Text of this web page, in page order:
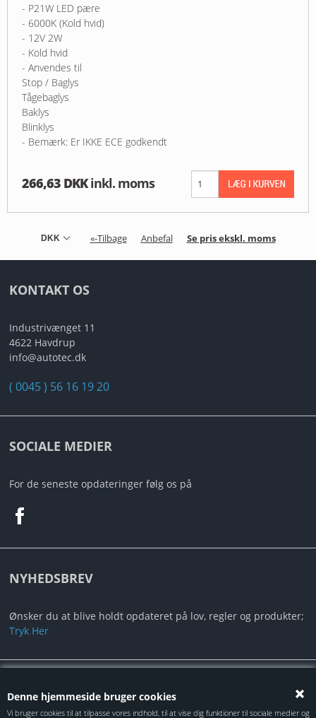
Denne hjemmeside bruger cookies
Vi bruger cookies til at tilpasse vores indhold, til at vise dig funktioner til sociale medier og
- P21W LED pære
- 6000K (Kold hvid)
- 12V 2W
- Kold hvid
- Anvendes til
Stop / Baglys
Tågebaglys
Baklys
Blinklys
- Bemærk: Er IKKE ECE godkendt
266,63 DKK inkl. moms
«-Tilbage Anbefal Se pris ekskl. moms
KONTAKT OS
Industrivænget 11
4622 Havdrup
info@autotec.dk
( 0045 ) 56 16 19 20
SOCIALE MEDIER
For de seneste opdateringer følg os på
NYHEDSBREV
Ønsker du at blive holdt opdateret på lov, regler og produkter;
Tryk Her